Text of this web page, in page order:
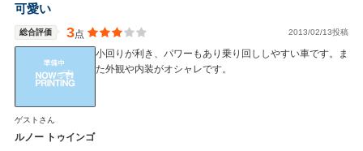
可愛い
総合評価 3点 2013/02/13投稿
小回りが利き、パワーもあり乗り回ししやすい車です。ま
た外観や内装がオシャレです。
ゲストさん
ルノー トゥインゴ